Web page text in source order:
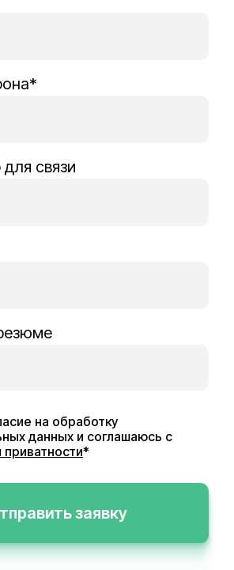
связи
на обработку
данных и соглашаюсь с
приватности*
заявку